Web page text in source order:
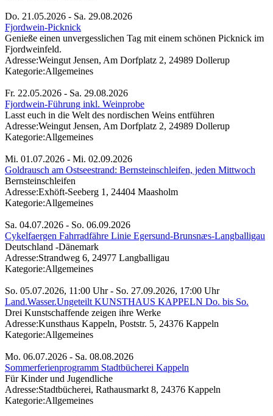
Do. 21.05.2026 - Sa. 29.08.2026
Fjordwein-Picknick
Genieße einen unvergesslichen Tag mit einem schönen Picknick im
Fjordweinfeld.
Adresse:Weingut Jensen, Am Dorfplatz 2, 24989 Dollerup
Kategorie:Allgemeines
Fr. 22.05.2026 - Sa. 29.08.2026
Fjordwein-Führung inkl. Weinprobe
Lasst euch in die Welt des nordischen Weins entführen
Adresse:Weingut Jensen, Am Dorfplatz 2, 24989 Dollerup
Kategorie:Allgemeines
Mi. 01.07.2026 - Mi. 02.09.2026
Goldrausch am Ostseestrand: Bernsteinschleifen, jeden Mittwoch
Bernsteinschleifen
Adresse:Exhöft-Seeberg 1, 24404 Maasholm
Kategorie:Allgemeines
Sa. 04.07.2026 - So. 06.09.2026
Cykelfaergen Fahrradfähre Linie Egersund-Brunsnæs-Langballigau
Deutschland -Dänemark
Adresse:Strandweg 6, 24977 Langballigau
Kategorie:Allgemeines
So. 05.07.2026, 11:00 Uhr - So. 27.09.2026, 17:00 Uhr
Land.Wasser.Ungeteilt KUNSTHAUS KAPPELN Do. bis So.
Drei Kunstschaffende zeigen ihre Werke
Adresse:Kunsthaus Kappeln, Poststr. 5, 24376 Kappeln
Kategorie:Allgemeines
Mo. 06.07.2026 - Sa. 08.08.2026
Sommerferienprogramm Stadtbücherei Kappeln
Für Kinder und Jugendliche
Adresse:Stadtbücherei, Rathausmarkt 8, 24376 Kappeln
Kategorie:Allgemeines